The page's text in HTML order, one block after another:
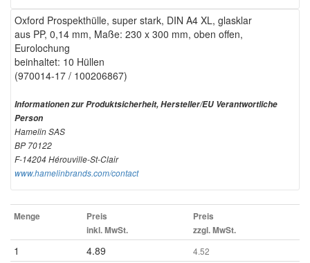
Oxford Prospekthülle, super stark, DIN A4 XL, glasklar
aus PP, 0,14 mm, Maße: 230 x 300 mm, oben offen,
Eurolochung
beinhaltet: 10 Hüllen
(970014-17 / 100206867)
Informationen zur Produktsicherheit, Hersteller/EU Verantwortliche
Person
Hamelin SAS
BP 70122
F-14204 Hérouville-St-Clair
www.hamelinbrands.com/contact
Menge
Preis
inkl. MwSt.
Preis
zzgl. MwSt.
1 4.89 4.52